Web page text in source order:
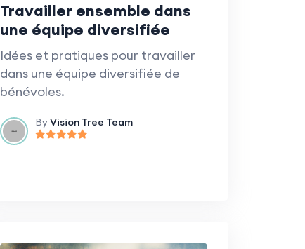
Travailler ensemble dans
une équipe diversifiée
Idées et pratiques pour travailler
dans une équipe diversifiée de
bénévoles.
ByVision Tree Team